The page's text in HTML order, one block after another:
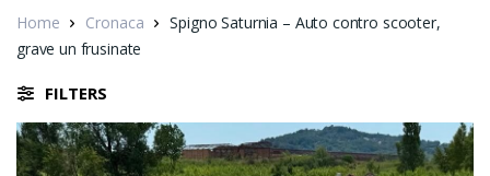
Home Cronaca
Spigno Saturnia – Auto contro scooter,
grave un frusinate
FILTERS